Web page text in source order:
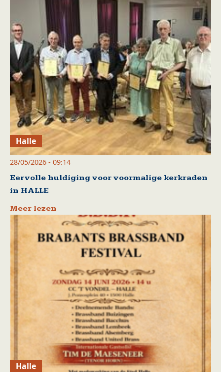
Halle
28/05/2026 - 09:14
Eervolle huldiging voor voormalige kerkraden
in HALLE
Meer lezen
Halle